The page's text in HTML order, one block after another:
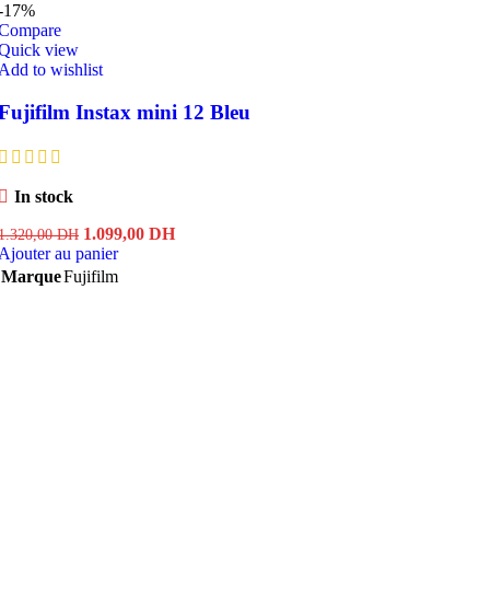
17%
view
to wishlist
Instax mini 12 Bleu
In stock
DH Le
prix
initial
était :
1.099,00 DHLe
au panier
MarqueFujifilm